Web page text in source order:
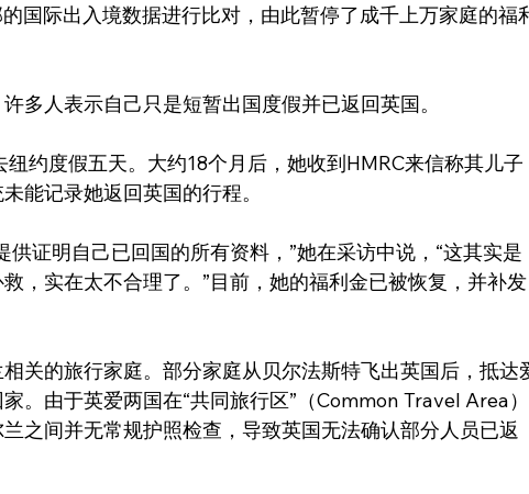
国际出入境数据进行比对，由此暂停了成千上万家庭的福
多人表示自己只是短暂出国度假并已返回英国。
约度假五天。大约18个月后，她收到HMRC来信称其儿子
能记录她返回英国的行程。
供证明自己已回国的所有资料，”她在采访中说，“这其实是
，实在太不合理了。”目前，她的福利金已被恢复，并补发
关的旅行家庭。部分家庭从贝尔法斯特飞出英国后，抵达
。由于英爱两国在“共同旅行区”（Common Travel Area）
之间并无常规护照检查，导致英国无法确认部分人员已返